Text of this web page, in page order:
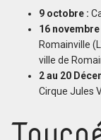
9 octobre :
16 novembre
Romainville
ville de
2 au 20
Cirque Jules